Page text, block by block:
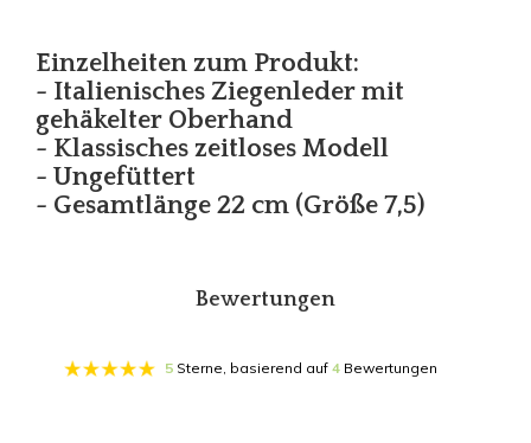
Einzelheiten zum Produkt:
- Italienisches Ziegenleder mit
gehäkelter Oberhand
- Klassisches zeitloses Modell
- Ungefüttert
- Gesamtlänge 22 cm (Größe 7,5)
Bewertungen
5 Sterne, basierend auf 4 Bewertungen